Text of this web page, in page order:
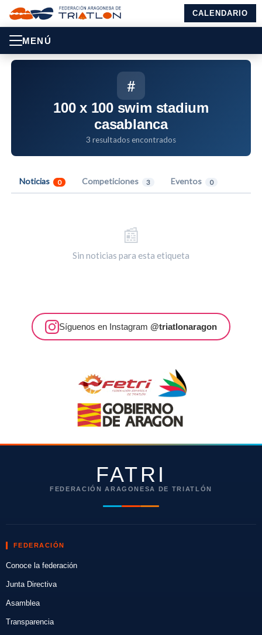
CALENDARIO
MENÚ
#
100 x 100 swim stadium
casablanca
3 resultados encontrados
Noticias 0 Competiciones 3 Eventos 0
📰
Sin noticias para esta etiqueta
Síguenos en Instagram @triatlonaragon
FATRI
FEDERACIÓN ARAGONESA DE TRIATLÓN
FEDERACIÓN
Conoce la federación
Junta Directiva
Asamblea
Transparencia